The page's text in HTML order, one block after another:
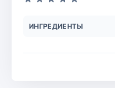
ИНГРЕДИЕНТЫ